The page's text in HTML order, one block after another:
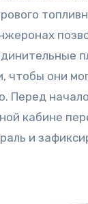
чтобы они
Перед
кабине
и